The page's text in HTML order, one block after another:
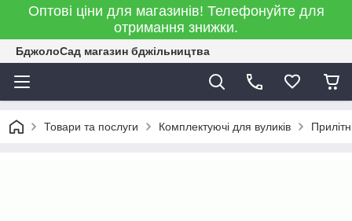
Оптові ціни для магазинів! Телефонуйте для
отримання знижки.
БджолоСад магазин бджільництва
Товари та послуги Комплектуючі для вуликів